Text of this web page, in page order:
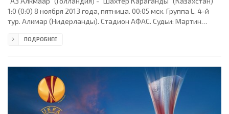
1:0 (0:0) 8 ноября 2013 года, пятница. 00:05 мск. Группа L. 4-й
тур. Алкмар (Нидерланды). Стадион АФАС. Судьи: Мартин
Хенрик Андрен (Швеция). Резервный: Фредерик Нильссон
Мартенс (к), Сельсо Ортис, Неманья Гудель, Рой Бееренс, Йохан
Гудмундссон (Маркус Хенриксен, 83), Арон Йоханссон
ПОДРОБНЕЕ